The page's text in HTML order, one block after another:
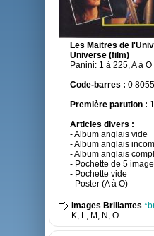
Les Maitres de
Universe (film)
Panini: 1 à 225, A à O
Code-barres : 0
Première parution :
Articles divers :
- Album anglais vide
- Album anglais
- Album anglais
- Pochette de 5
- Pochette vide
- Poster (A à O)
Images Brillantes
K, L, M, N, O